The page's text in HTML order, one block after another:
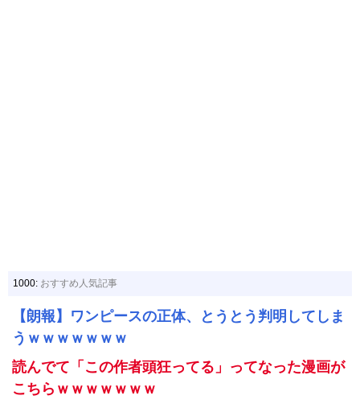
1000: おすすめ人気記事
【朗報】ワンピースの正体、とうとう判明してしま
うｗｗｗｗｗｗｗ
読んでて「この作者頭狂ってる」ってなった漫画が
こちらｗｗｗｗｗｗｗ